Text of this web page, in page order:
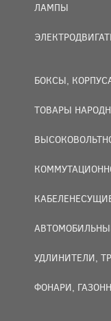
ЛАМПЫ
БОКСЫ,
ТОВАРЫ
УДЛИНИТЕЛИ,
ФОНАРИ,